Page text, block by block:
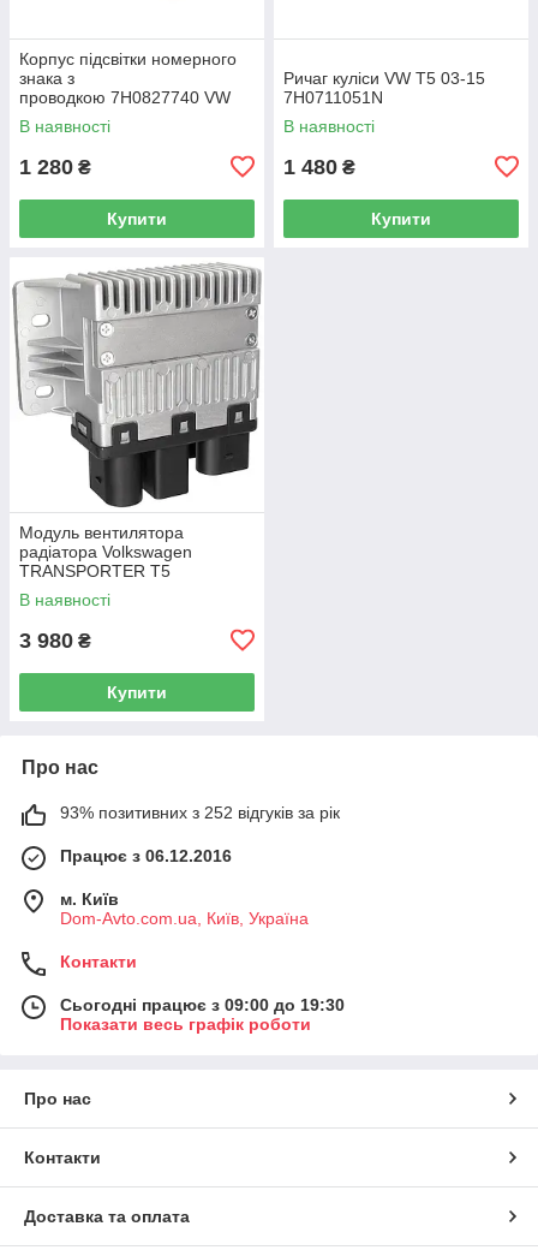
Корпус підсвітки номерного
знака з
проводкою 7H0827740 VW
Caddy III (2K) 2004-2015
/ Caddy IV (SA) 2016-
В наявності
1 280 ₴
Купити
Ричаг куліси VW T5 03-15
7H0711051N
В наявності
1 480 ₴
Купити
Модуль вентилятора
радіатора Volkswagen
TRANSPORTER T5
Фургон 03-15 7H0919506D
В наявності
3 980 ₴
Купити
Про нас
93% позитивних з 252 відгуків за рік
Працює з 06.12.2016
м. Київ
Dom-Avto.com.ua, Київ, Україна
Контакти
Сьогодні працює з 09:00 до 19:30
Показати весь графік роботи
Про нас
Контакти
Доставка та оплата